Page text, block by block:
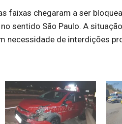
faixas chegaram a ser
sentido São Paulo. A
necessidade de interdições